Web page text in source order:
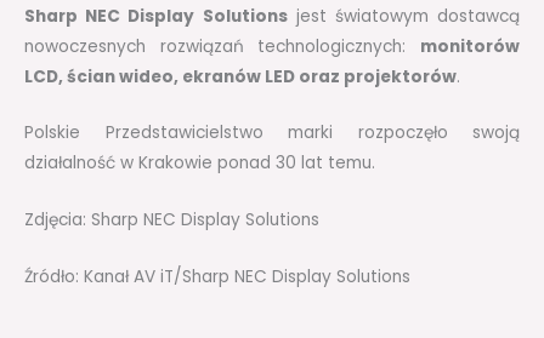
Sharp NEC Display Solutionsjest światowym dostawcą
nowoczesnych rozwiązań technologicznych: monitorów
LCD, ścian wideo, ekranów LED oraz projektorów.
Polskie Przedstawicielstwo marki rozpoczęło swoją
działalność w Krakowie ponad 30 lat temu.
Zdjęcia: Sharp NEC Display Solutions
Źródło: Kanał AV iT/Sharp NEC Display Solutions